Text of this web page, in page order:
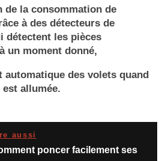
de la consommation de
à des détecteurs de
détectent les pièces
un moment donné,
automatique des volets quand
allumée.
aussi
poncer facilement ses